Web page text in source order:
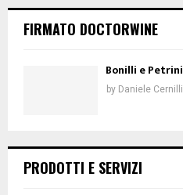
FIRMATO DOCTORWINE
Bonilli e Petrini
by Daniele Cernilli
PRODOTTI E SERVIZI